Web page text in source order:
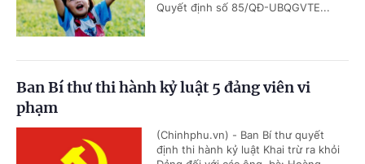
Quyết định số 85/QĐ-UBQGVTE...
Ban Bí thư thi hành kỷ luật 5 đảng viên vi
phạm
(Chinhphu.vn) - Ban Bí thư quyết
định thi hành kỷ luật Khai trừ ra khỏi